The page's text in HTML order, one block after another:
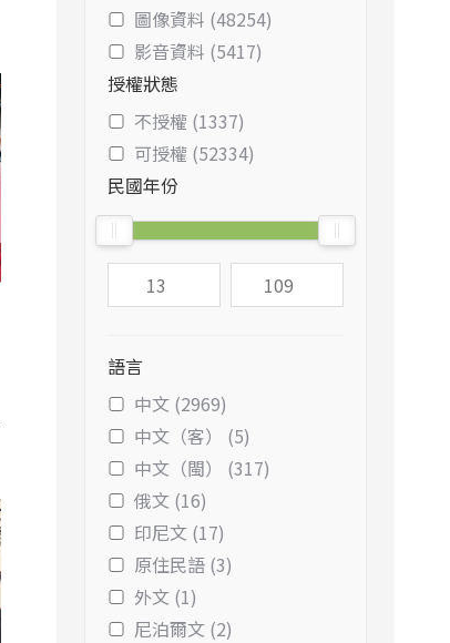
圖像資料 (48254)
影音資料 (5417)
授權狀態
不授權 (1337)
可授權 (52334)
民國年份
語言
中文 (2969)
中文（客） (5)
中文（閩） (317)
俄文 (16)
印尼文 (17)
原住民語 (3)
外文 (1)
尼泊爾文 (2)